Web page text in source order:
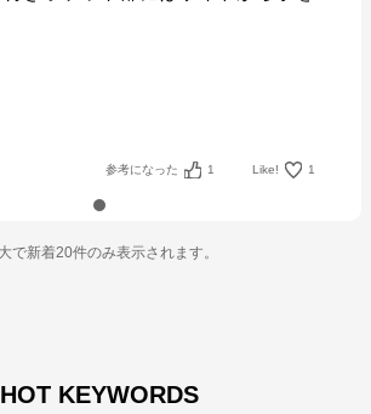
参考になった 1 Like! 1
新着20件のみ表示されます。
HOT KEYWORDS